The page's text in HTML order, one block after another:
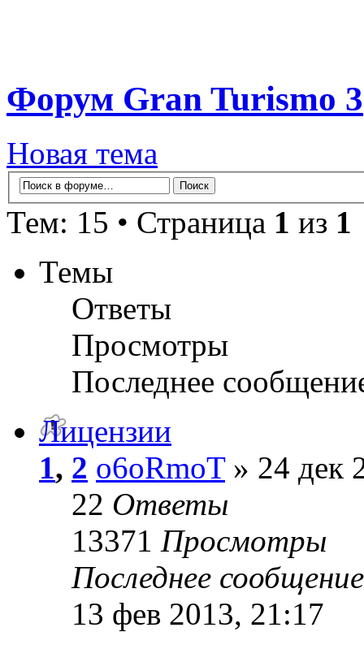
Форум Gran Turismo 3
Новая тема
Тем: 15 • Страница 1 из 1
Темы
Ответы
Просмотры
Последнее
Лицензии
1, 2 o6oRmoT» 24 дек
22 Ответы
13371 Просмотры
Последнее
13 фев 2013, 21:17